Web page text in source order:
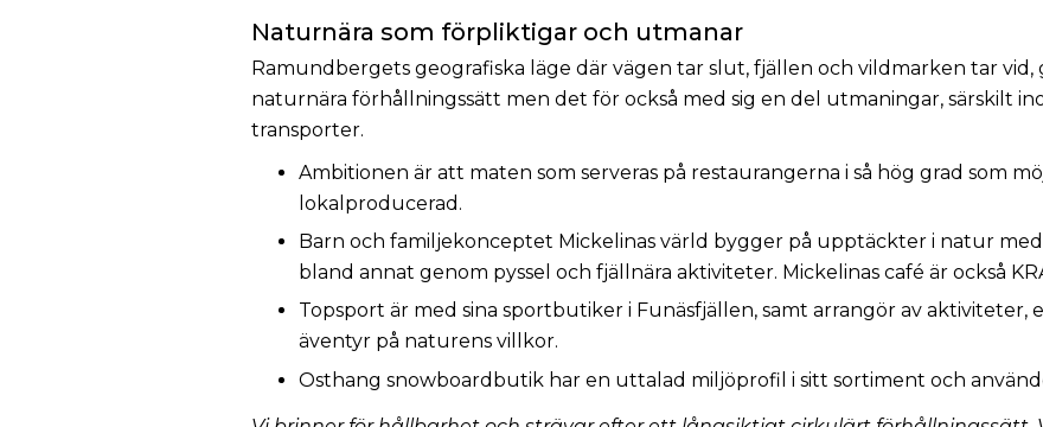
Naturnära som förpliktigar och utmanar
Ramundbergets geografiska läge där vägen tar slut, fjällen och vildmarken tar vid,
naturnära förhållningssätt men det för också med sig en del utmaningar, särskilt
transporter.
Ambitionen är att maten som serveras på restaurangerna i så hög grad som
lokalproducerad.
Barn och familjekonceptet Mickelinas värld bygger på upptäckter i natur
bland annat genom pyssel och fjällnära aktiviteter. Mickelinas café är också
Topsport är med sina sportbutiker i Funäsfjällen, samt arrangör av aktiviteter,
äventyr på naturens villkor.
Osthang snowboardbutik har en uttalad miljöprofil i sitt sortiment och